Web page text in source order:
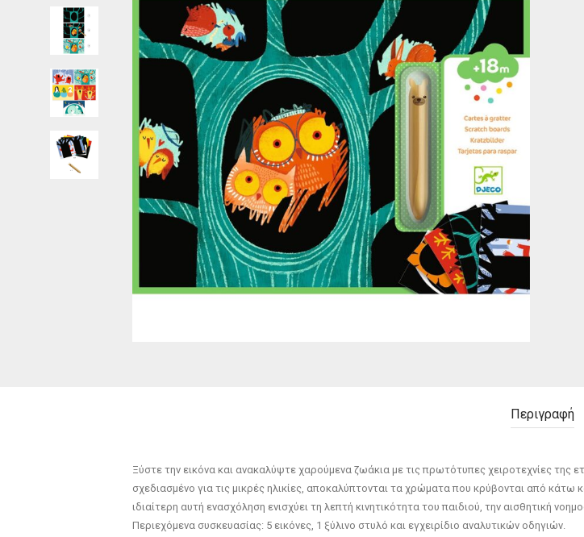
Περιγραφή
Ξύστε την εικόνα και ανακαλύψτε χαρούμενα ζωάκια με τις πρωτότυπες χειροτεχνίες της
σχεδιασμένο για τις μικρές ηλικίες, αποκαλύπτονται τα χρώματα που κρύβονται από
ιδιαίτερη αυτή ενασχόληση ενισχύει τη λεπτή κινητικότητα του παιδιού, την αισθητική
Περιεχόμενα συσκευασίας: 5 εικόνες, 1 ξύλινο στυλό και εγχειρίδιο αναλυτικών οδηγιών.